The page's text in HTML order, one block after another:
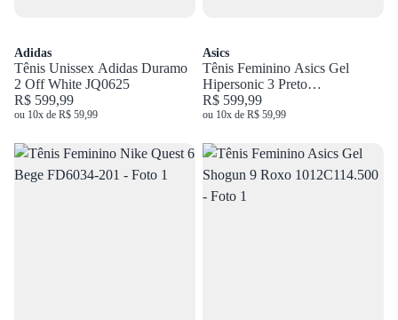
Adidas
Tênis Unissex Adidas Duramo
2 Off White JQ0625
R$ 599,99
ou 10x de R$ 59,99
Asics
Tênis Feminino Asics Gel
Hipersonic 3 Preto
1012B801.001
R$ 599,99
ou 10x de R$ 59,99